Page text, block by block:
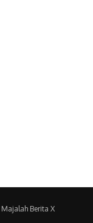
Majalah Berita X